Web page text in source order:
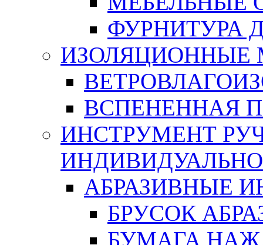
ФУРНИТУРА
ИЗОЛЯЦИОННЫЕ
ВСПЕНЕННАЯ
ИНСТРУМЕНТ
АБРАЗИВНЫЕ
БРУСОК
БУМАГА